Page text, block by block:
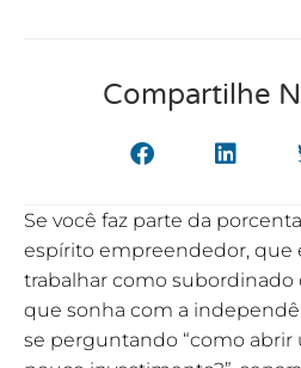
Compartilhe
Se você faz parte da
espírito empreendedor, que
trabalhar como subordinado
que sonha com a
se perguntando “como